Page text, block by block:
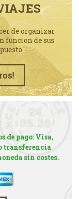
de organizar
funcion de sus
de pago: Visa,
transferencia
sin costes.